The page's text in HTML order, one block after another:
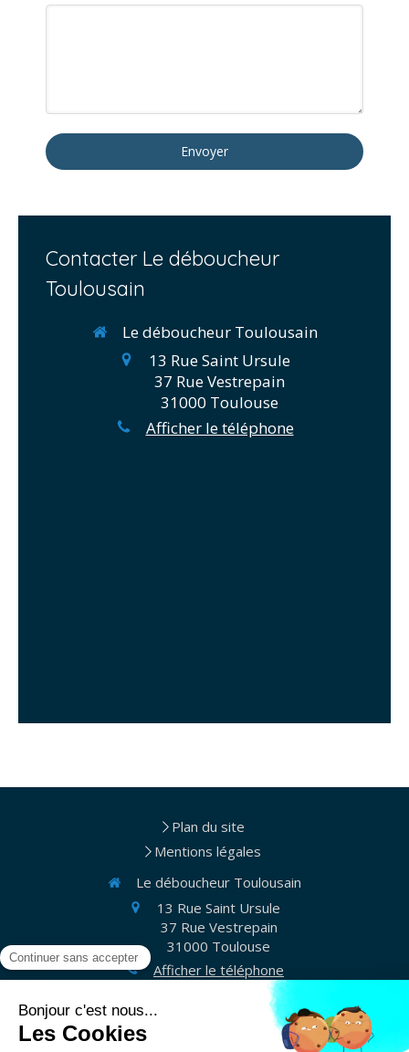
Envoyer
Contacter Le déboucheur
Toulousain
Le déboucheur Toulousain
13 Rue Saint Ursule
37 Rue Vestrepain
31000 Toulouse
Afficher le téléphone
Plan du site
Mentions légales
Le déboucheur Toulousain
13 Rue Saint Ursule
37 Rue Vestrepain
31000 Toulouse
Afficher le téléphone
Appelez-nous